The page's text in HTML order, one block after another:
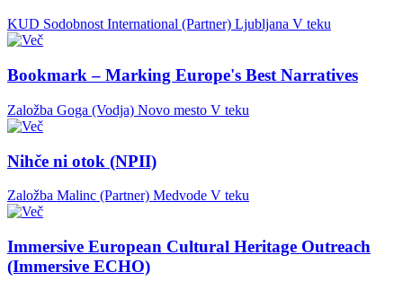
KUD Sodobnost International (Partner) Ljubljana V teku
Bookmark – Marking Europe's Best Narratives
Založba Goga (Vodja) Novo mesto V teku
Nihče ni otok (NPII)
Založba Malinc (Partner) Medvode V teku
Immersive European Cultural Heritage Outreach
(Immersive ECHO)